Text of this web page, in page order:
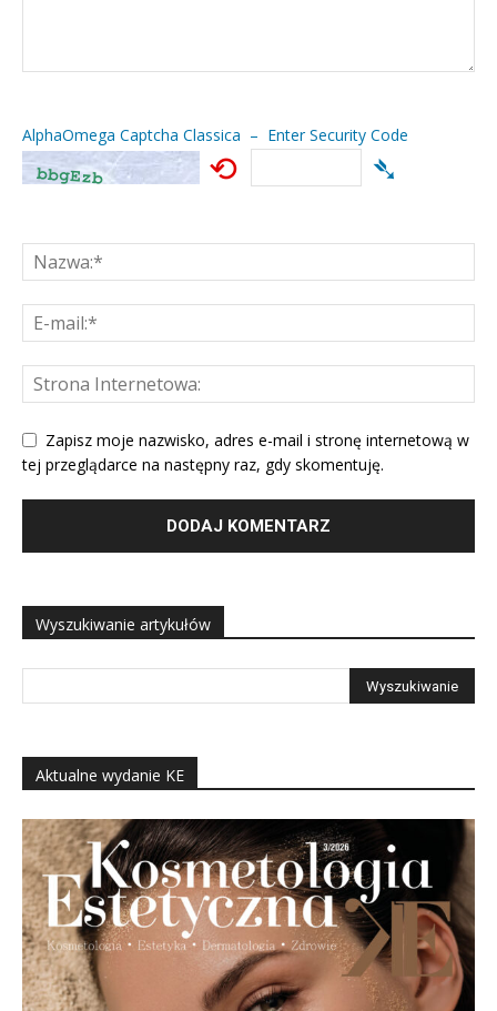
AlphaOmega Captcha Classica – Enter Security Code
⟲ ➴
Zapisz moje nazwisko, adres e-mail i stronę internetową w
tej przeglądarce na następny raz, gdy skomentuję.
Wyszukiwanie artykułów
Aktualne wydanie KE